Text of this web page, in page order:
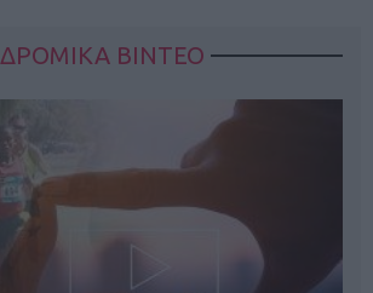
ΔΡΟΜΙΚΑ ΒΙΝΤΕΟ